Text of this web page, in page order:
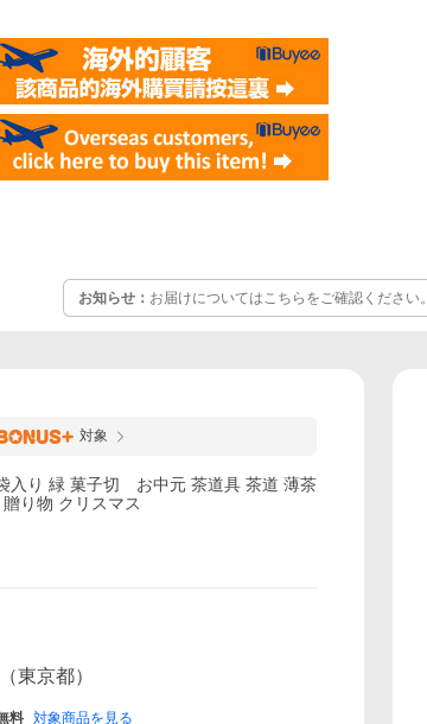
お知らせ： お届けについてはこちらをご確認ください。
対象
入り 緑 菓子切 お中元 茶道具 茶道 薄茶
り物 クリスマス
（東京都）
料 対象商品を見る